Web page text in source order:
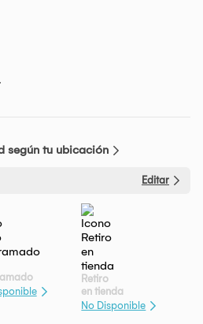
según tu ubicación
Editar
Retiro
en tienda
No Disponible